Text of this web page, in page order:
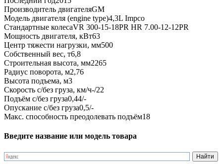
Производитель двигателяGM
Модель двигателя (engine type)4,3L Impco
Стандартные колесаVR 300-15-18PR HR 7.00-12-12PR
Мощность двигателя, кВт63
Центр тяжести нагрузки, мм500
Собственный вес, т6,8
Строительная высота, мм2265
Радиус поворота, м2,76
Высота подъема, м3
Скорость с/без груза, км/ч-/22
Подъём с/без груза0,44/-
Опускание с/без груза0,5/-
Макс. способность преодолевать подъём18
Введите название или модель товара